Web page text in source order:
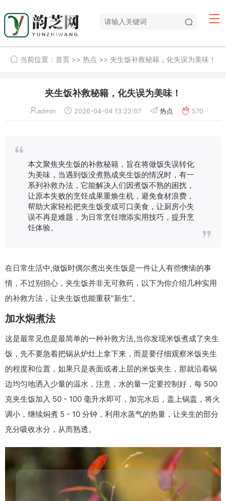
当前位置： 首页 >> 热点 >> 夹生饭补救秘籍，化失误为美味！
夹生饭补救秘籍，化失误为美味！
admin 2026-04-04 13:22:07 热点 570
本文聚焦夹生饭的补救秘籍，旨在将做饭失误转化
为美味，当遇到饭没煮熟成夹生饭的情况时，有一
系列补救办法，它能解决人们因煮饭不熟的困扰，
让原本失败的烹饪成果重焕生机，避免食材浪费，
帮助大家轻松把夹生饭变成可口美食，让厨房小失
误不再是难题，为日常烹饪增添实用技巧，提升烹
饪体验。
在日常生活中,做饭时偶尔煮出夹生饭是一件让人有些懊恼的事
情，不过别担心，夹生饭并非无可救药，以下为你介绍几种实用
的补救方法，让夹生饭也能重获“新生”。
加水焖煮法
这是最常见也是最简单的一种补救方法,当你发现米饭煮成了夹生
饭，先不要急着把锅从炉灶上拿下来，而是要仔细观察米饭夹生
的程度和位置，如果只是表面或者上层的米饭夹生，那就沿着锅
边均匀地洒入少量的温水，注意，水的量一定要控制好，每 500
克夹生饭加入 50 - 100 毫升水即可，加完水后，盖上锅盖，将火
调小，继续焖煮 5 - 10 分钟，利用水蒸气的热量，让夹生的部分
充分吸收水分，从而熟透。